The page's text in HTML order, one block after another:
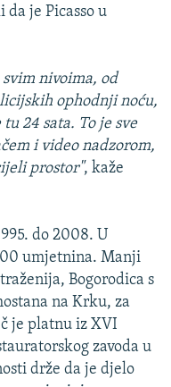
je Picasso u
nivoima, od
ophodnji noću,
24 sata. To je sve
i video nadzorom,
prostor", kaže
do 2008. U
umjetnina. Manji
Bogorodica s
na Krku, za
je platnu iz XVI
zavoda u
drže da je djelo